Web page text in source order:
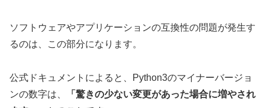
ソフトウェアやアプリケーションの互換性の問題が発生す
るのは、この部分になります。
公式ドキュメントによると、Python3のマイナーバージョ
ンの数字は、
「驚きの少ない変更があった場合に増やされ